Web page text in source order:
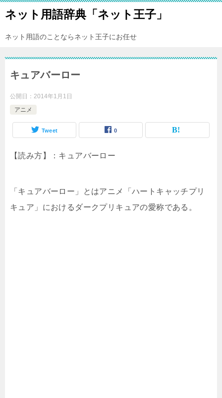
ネット用語辞典「ネット王子」
ネット用語のことならネット王子にお任せ
キュアバーロー
公開日： 2014年1月1日
アニメ
Tweet 0
【読み方】：キュアバーロー
「キュアバーロー」とはアニメ「ハートキャッチプリ
キュア」におけるダークプリキュアの愛称である。